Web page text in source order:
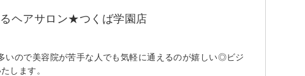
ヘアサロン★つくば学園店
いので美容院が苦手な人でも気軽に通えるのが嬉しい◎ビジ
します。